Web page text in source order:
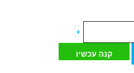
+
קנה עכשיו